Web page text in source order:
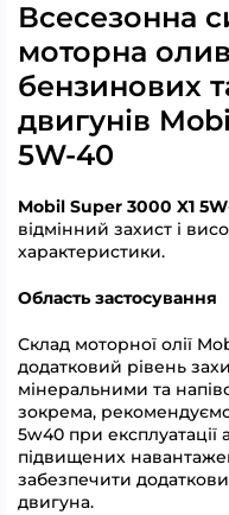
Всесезонна
моторна
бензинових
двигунів
5W-40
Mobil Super 3000 X1
відмінний захист і
характеристики.
Область застосування
Склад моторної олії
додатковий рівень
мінеральними та
зокрема,
5w40 при експлуатації
підвищених
забезпечити
двигуна.